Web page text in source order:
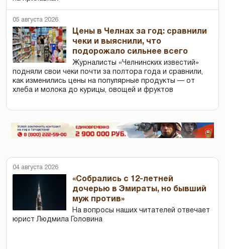
05 августа 2026
Цены в Челнах за год: сравнили
чеки и выяснили, что
подорожало сильнее всего
Журналисты «Челнинских известий»
подняли свои чеки почти за полтора года и сравнили,
как изменились цены на популярные продукты — от
хлеба и молока до курицы, овощей и фруктов
04 августа 2026
«Собрались с 12-летней
дочерью в Эмираты, но бывший
муж против»
На вопросы наших читателей отвечает
юрист Людмила Головина